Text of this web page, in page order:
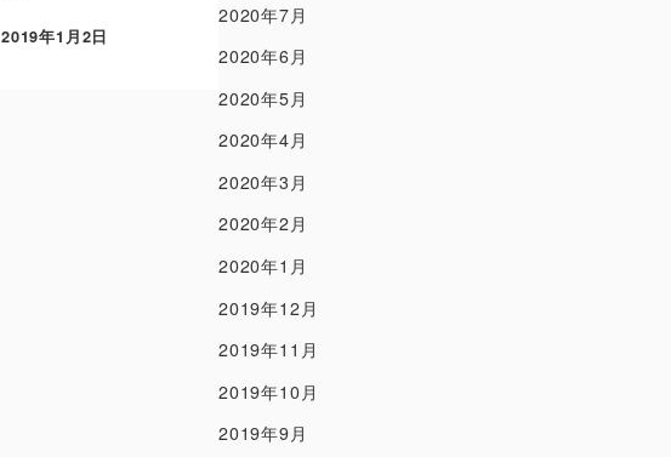
2019年1月2日
2020年7月
2020年6月
2020年5月
2020年4月
2020年3月
2020年2月
2020年1月
2019年12月
2019年11月
2019年10月
2019年9月